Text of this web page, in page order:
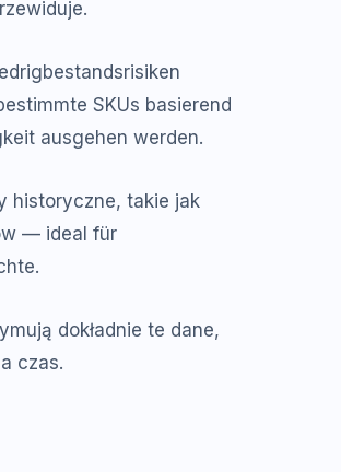
SKUs basierend
ausgehen werden.
historyczne, takie jak
— ideal für
dokładnie te dane,
czas.